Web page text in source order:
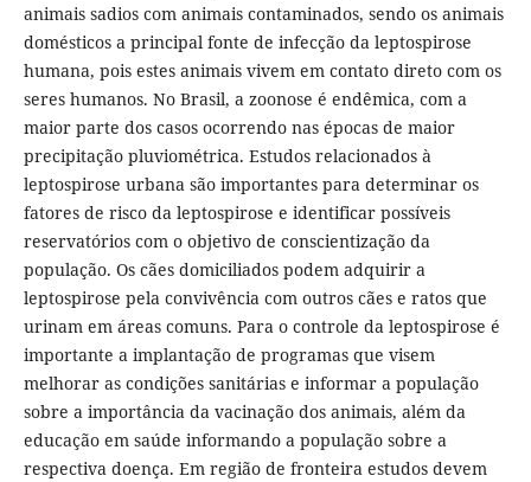
animais sadios com animais contaminados, sendo os animais
domésticos a principal fonte de infecção da leptospirose
humana, pois estes animais vivem em contato direto com os
seres humanos. No Brasil, a zoonose é endêmica, com a
maior parte dos casos ocorrendo nas épocas de maior
precipitação pluviométrica. Estudos relacionados à
leptospirose urbana são importantes para determinar os
fatores de risco da leptospirose e identificar possíveis
reservatórios com o objetivo de conscientização da
população. Os cães domiciliados podem adquirir a
leptospirose pela convivência com outros cães e ratos que
urinam em áreas comuns. Para o controle da leptospirose é
importante a implantação de programas que visem
melhorar as condições sanitárias e informar a população
sobre a importância da vacinação dos animais, além da
educação em saúde informando a população sobre a
respectiva doença. Em região de fronteira estudos devem